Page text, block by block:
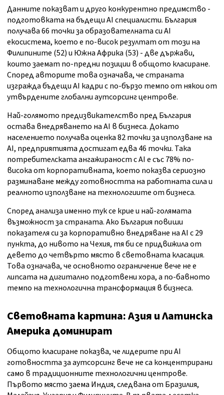
Данните показват и друго конкурентно предимство -
подготовката на бъдещи AI специалисти. България
получава 66 точки за образователната си AI
екосистема, което е по-висок резултат от този на
Филипините (52) и Южна Африка (53) - две държави,
които заемат по-предни позиции в общото класиране.
Според авторите това означава, че страната
изгражда бъдещи AI кадри с по-бързо темпо от някои от
утвърдените глобални аутсорсинг центрове.
Най-голямото предизвикателство пред България
остава внедряването на AI в бизнеса. Докато
населението получава оценка 82 точки за използване на
AI, предприятията достигат едва 46 точки. Така
потребителската ангажираност с AI е със 78% по-
висока от корпоративната, което показва сериозно
разминаване между готовността на работната сила и
реалното използване на технологиите от бизнеса.
Според анализа именно тук се крие и най-голямата
възможност за страната. Ако България повиши
показателя си за корпоративно внедряване на AI с 29
пункта, до нивото на Чехия, тя би се придвижила от
девето до четвърто място в световната класация.
Това означава, че основното ограничение вече не е
липсата на дигитално подготвени хора, а по-бавното
темпо на технологична трансформация в бизнеса.
Световната картина: Азия и Латинска
Америка доминират
Общото класиране показва, че лидерите при AI
готовността за аутсорсинг вече не са концентрирани
само в традиционните технологични центрове.
Първото място заема Индия, следвана от Бразилия,